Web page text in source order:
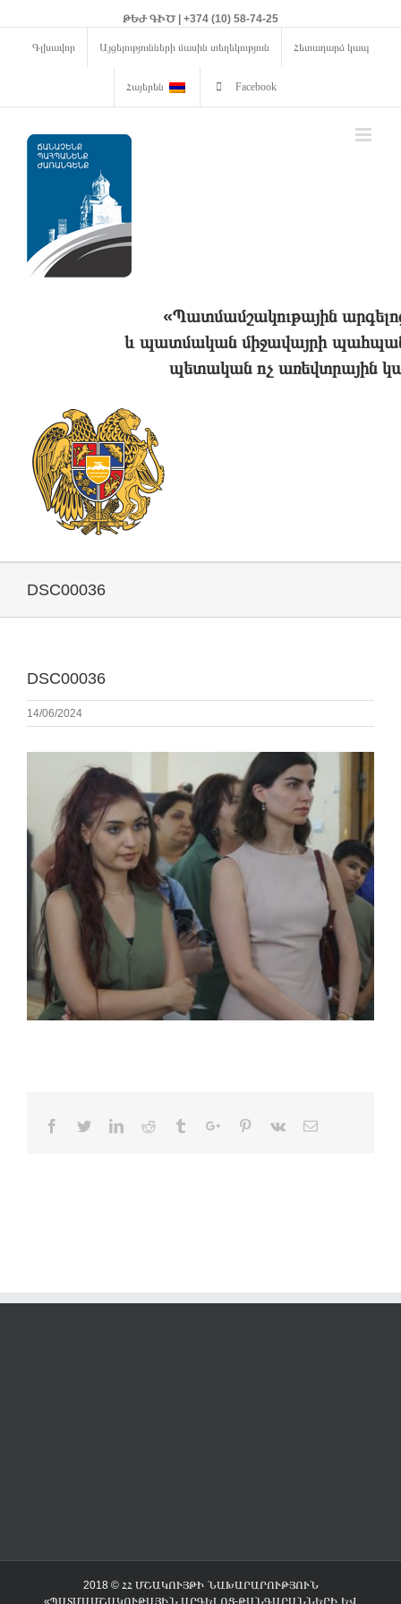
ԹԵԺ ԳԻԾ | +374 (10) 58-74-25
Գլխավոր Այցելությունների մասին տեղեկություն Հետադարձ կապ
Հայերեն Facebook
«Պատմամշակութային
և պատմական միջավայրի
պետական ոչ առեվտրային
DSC00036
DSC00036
14/06/2024
Facebook
TwitterLinkedinReddit TumblrGoogle+Pinterest
Vk Email
2018 © ՀՀ ՄՇԱԿՈՒՅԹԻ ՆԱԽԱՐԱՐՈՒԹՅՈՒՆ
«ՊԱՏՄԱՄՇԱԿՈՒԹԱՅԻՆ ԱՐԳԵԼՈՑ-ԹԱՆԳԱՐԱՆՆԵՐԻ ԵՎ